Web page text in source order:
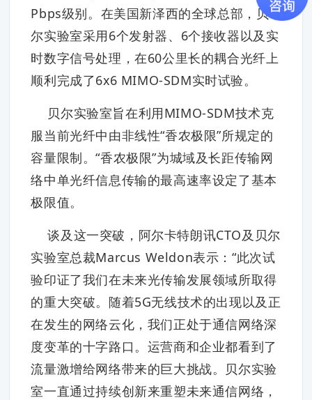
Pbps级别。在美国新泽西的全球总部，贝
尔实验室采用6个发射器、6个接收器以及实
时数字信号处理，在60公里长的耦合光纤上
顺利完成了6x6 MIMO-SDM实时试验。
贝尔实验室旨在利用MIMO-SDM技术克
服当前光纤中由非线性“香农极限”所规定的
容量限制。“香农极限”为城域及长距传输网
络中单光纤信息传输的最高速率设定了基本
极限值。
谈及这一突破，阿尔卡特朗讯CTO及贝尔
实验室总裁Marcus Weldon表示：“此次试
验印证了我们在未来光传输发展领域所取得
的重大突破。随着5G无线技术的出现以及正
在发生的网络云化，我们正处于通信网络深
度变革的十字路口。运营商和企业都看到了
流量激增给网络带来的巨大挑战。贝尔实验
室一直通过持续创新来重塑未来通信网络，